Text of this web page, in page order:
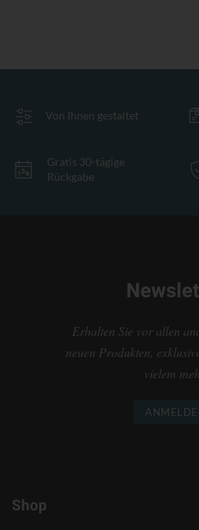
Von Ihnen gestaltet
Gratis 30-tägige
Rückgabe
Erhalten Sie vor allen
neuen Produkten,
vielem
Shop